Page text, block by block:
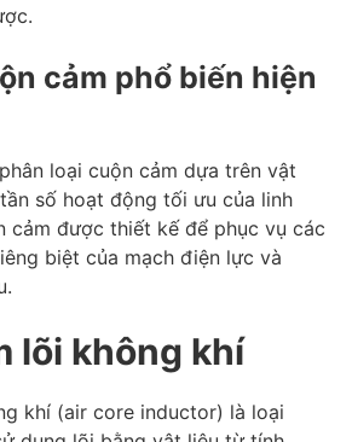
cảm phổ biến hiện
loại cuộn cảm dựa trên vật
số hoạt động tối ưu của linh
cảm được thiết kế để phục vụ các
biệt của mạch điện lực và
lõi không khí
khí (air core inductor) là loại